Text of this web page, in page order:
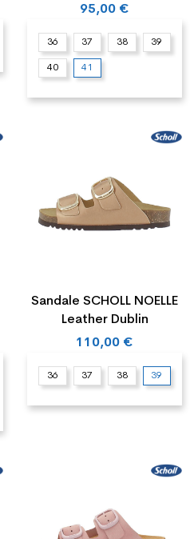
95,00 €
36 37 38 39
40 41
Sandale SCHOLL NOELLE
Leather Dublin
110,00 €
36 37 38 39